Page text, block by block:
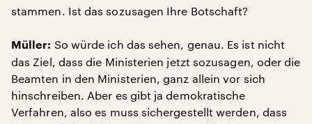
stammen. Ist das sozusagen Ihre Botschaft?
Müller: So würde ich das sehen, genau. Es ist nicht
das Ziel, dass die Ministerien jetzt sozusagen, oder die
Beamten in den Ministerien, ganz allein vor sich
hinschreiben. Aber es gibt ja demokratische
Verfahren, also es muss sichergestellt werden, dass